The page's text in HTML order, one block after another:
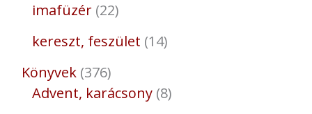
imafüzér 22
kereszt, feszület 14
Könyvek 376
Advent, karácsony 8